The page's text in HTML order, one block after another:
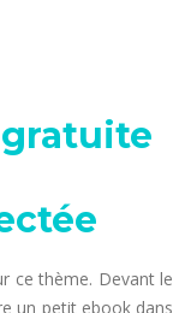
ce thème. Devant le
un petit ebook dans